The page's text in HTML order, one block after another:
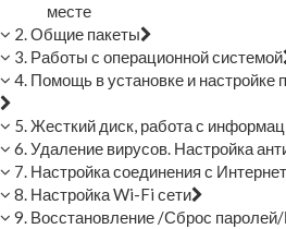
месте
2. Общие пакеты
3. Работы с операционной системой
4. Помощь в установке и настройке
5. Жесткий диск, работа с
6. Удаление вирусов. Настройка
7. Настройка соединения с Интернет
8. Настройка Wi-Fi сети
9. Восстановление /Сброс